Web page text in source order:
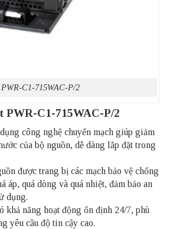
PWR-C1-715WAC-P/2
PWR-C1-715WAC-P/2
công nghệ chuyển mạch giúp giảm
của bộ nguồn, dễ dàng lắp đặt trong
được trang bị các mạch bảo vệ chống
áp, quá dòng và quá nhiệt, đảm bảo an
dụng.
khả năng hoạt động ổn định 24/7, phù
yêu cầu độ tin cậy cao.